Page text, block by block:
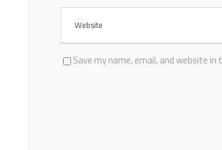
Save my name, email, and website